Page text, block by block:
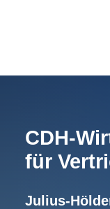
CDH-
für
Julius-